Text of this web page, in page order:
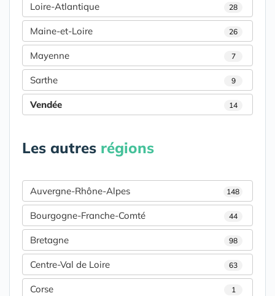
Loire-Atlantique 28
Maine-et-Loire 26
Mayenne 7
Sarthe 9
Vendée 14
Les autres régions
Auvergne-Rhône-Alpes 148
Bourgogne-Franche-Comté 44
Bretagne 98
Centre-Val de Loire 63
Corse 1